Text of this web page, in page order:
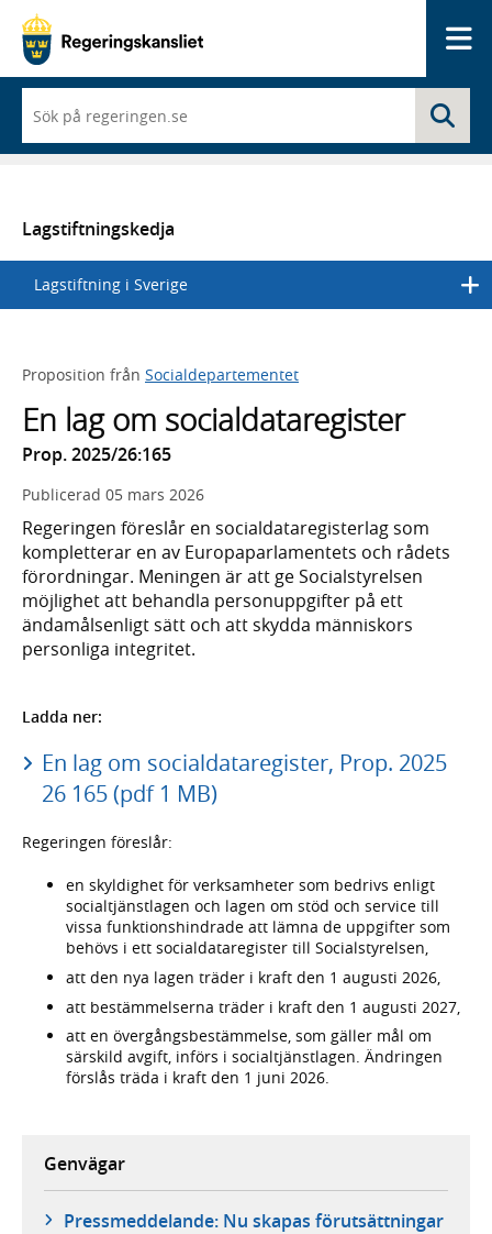
du
börjar
skriva
en
lista
med
sökförslag
Lagstiftningskedja
Lagstiftning i Sverige
Proposition från Socialdepartementet
En lag om socialdataregister
Prop. 2025/26:165
Publicerad 05 mars 2026
Regeringen föreslår en socialdataregisterlag som
kompletterar en av Europaparlamentets och rådets
förordningar. Meningen är att ge Socialstyrelsen
möjlighet att behandla personuppgifter på ett
ändamålsenligt sätt och att skydda människors
personliga integritet.
Ladda ner:
En lag om socialdataregister, Prop. 2025
26 165 (pdf 1 MB)
Regeringen föreslår:
en skyldighet för verksamheter som bedrivs enligt
socialtjänstlagen och lagen om stöd och service till
vissa funktionshindrade att lämna de uppgifter som
behövs i ett socialdataregister till Socialstyrelsen,
att den nya lagen träder i kraft den 1 augusti 2026,
att bestämmelserna träder i kraft den 1 augusti 2027,
att en övergångsbestämmelse, som gäller mål om
särskild avgift, införs i socialtjänstlagen. Ändringen
förslås träda i kraft den 1 juni 2026.
Genvägar
Pressmeddelande: Nu skapas förutsättningar